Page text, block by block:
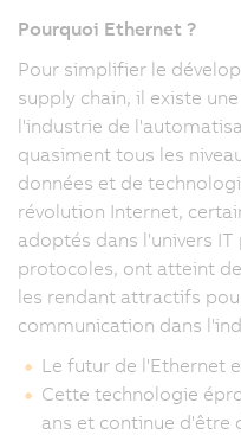
Pourquoi Ethernet ?
Pour simplifier le
supply chain, il existe
l'industrie de
quasiment tous les
données et de
révolution Internet,
adoptés dans l'univers
protocoles, ont atteint
les rendant attractifs
communication dans
Le futur de l'Ethernet
Cette technologie
ans et continue d'être